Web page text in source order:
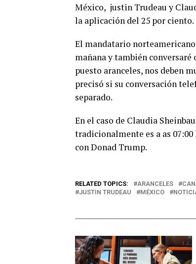
México, justin Trudeauy
la aplicación del 25 por ciento.
El mandatario
mañana y también conversaré
puesto aranceles, nos deben
precisó si su conversación
separado.
En el caso de Claudia
tradicionalmente es a as
con Donad Trump.
RELATED TOPICS: ARANCELES
JUSTIN TRUDEAU
MÉXICO